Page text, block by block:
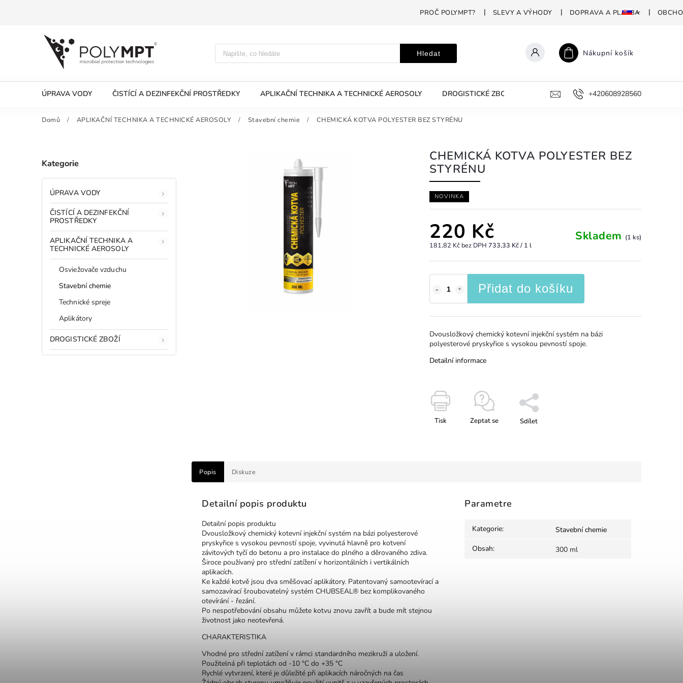
PROČ POLYMPT? SLEVY A VÝHODY DOPRAVA A PLATBA
Hledat Nákupní košík
ÚPRAVA VODY ČISTÍCÍ A DEZINFEKČNÍ PROSTŘEDKY APLIKAČNÍ TECHNIKA A TECHNICKÉ AEROSOLY DROGISTICKÉ ZBOŽÍ PROFESIONÁLNÍ DEZINFEKCE
+420608928560
Domů / APLIKAČNÍ TECHNIKA A TECHNICKÉ AEROSOLY / Stavební chemie / CHEMICKÁ KOTVA POLYESTER BEZ STYRÉNU
Kategorie
ÚPRAVA VODY
ČISTÍCÍ A DEZINFEKČNÍ
PROSTŘEDKY
APLIKAČNÍ TECHNIKA A
TECHNICKÉ AEROSOLY
Osviežovače vzduchu
Stavební chemie
Technické spreje
Aplikátory
DROGISTICKÉ ZBOŽÍ
CHEMICKÁ KOTVA POLYESTER BEZ
STYRÉNU
NOVINKA
220 Kč
181,82 Kč bez DPH 733,33 Kč / 1 l
Skladem (1 ks)
Přidat do košíku
Dvousložkový chemický kotevní injekční systém na bázi
polyesterové pryskyřice s vysokou pevností spoje.
Detailní informace
Tisk Zeptat se Sdílet
Popis Diskuze
Detailní popis produktu
Detailní popis produktu
Dvousložkový chemický kotevní injekční systém na bázi polyesterové
pryskyřice s vysokou pevností spoje, vyvinutá hlavně pro kotvení
závitových tyčí do betonu a pro instalace do plného a děrovaného zdiva.
Široce používaný pro střední zatížení v horizontálních i vertikálních
aplikacích.
Ke každé kotvě jsou dva směšovací aplikátory. Patentovaný samootevírací a
samozavírací šroubovatelný systém CHUBSEAL® bez komplikovaného
otevírání - řezání.
Po nespotřebování obsahu můžete kotvu znovu zavřít a bude mít stejnou
životnost jako neotevřená.
CHARAKTERISTIKA
Vhodné pro střední zatížení v rámci standardního mezikruží a uložení.
Použitelná při teplotách od -10 °C do +35 °C
Rychlé vytvrzení, které je důležité při aplikacích náročných na čas
Parametre
Kategorie:
Stavební chemie
Obsah: 300 ml